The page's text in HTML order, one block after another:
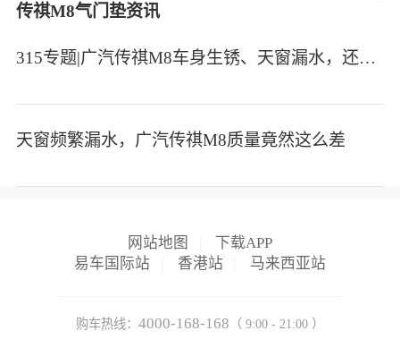
传祺M8气门垫资讯
315专题|广汽传祺M8车身生锈、天窗漏水，还叫豪华车?
天窗频繁漏水，广汽传祺M8质量竟然这么差
网站地图
下载APP
易车国际站
香港站 马来西亚站
购车热线： 4000-168-168 （ 9:00 - 21:00 ）